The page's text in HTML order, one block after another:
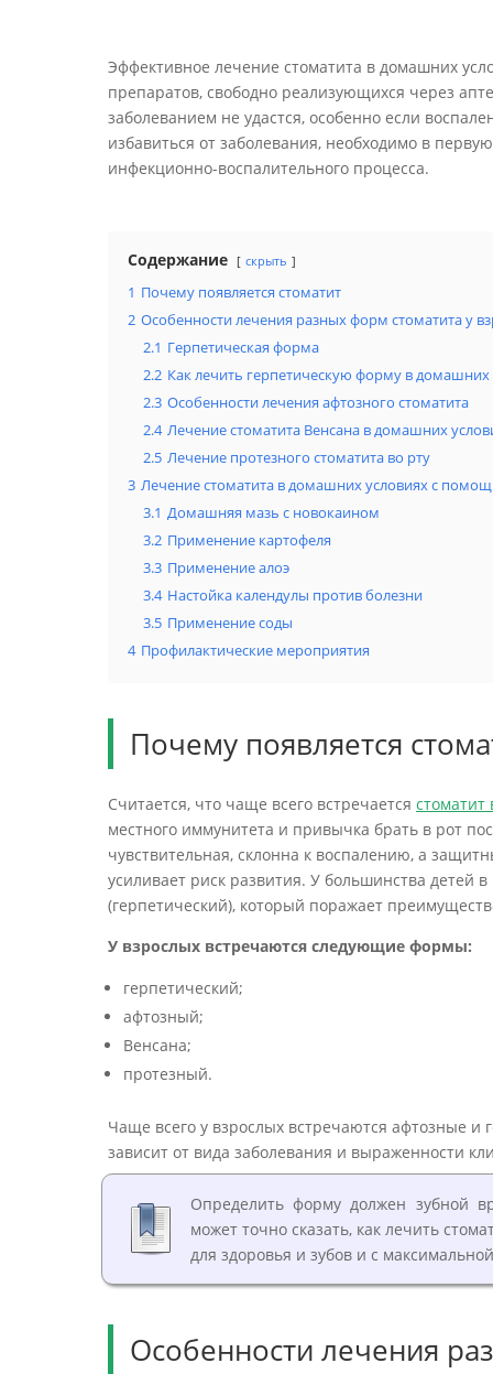
Эффективное лечение стоматита в домашних
препаратов, свободно реализующихся через
заболеванием не удастся, особенно если
избавиться от заболевания, необходимо в
инфекционно-воспалительного процесса.
Содержание скрыть
1 Почему появляется стоматит
2 Особенности лечения разных форм стоматита у
2.1 Герпетическая форма
2.2 Как лечить герпетическую форму в домашних
2.3 Особенности лечения афтозного стоматита
2.4 Лечение стоматита Венсана в домашних
2.5 Лечение протезного стоматита во рту
3 Лечение стоматита в домашних условиях с
3.1 Домашняя мазь с новокаином
3.2 Применение картофеля
3.3 Применение алоэ
3.4 Настойка календулы против болезни
3.5 Применение соды
4 Профилактические мероприятия
Почему появляется
Считается, что чаще всего встречается стоматит
местного иммунитета и привычка брать в рот
чувствительная, склонна к воспалению, а
усиливает риск развития. У большинства детей
(герпетический), который поражает
У взрослых встречаются следующие формы:
герпетический;
афтозный;
Венсана;
протезный.
Чаще всего у взрослых встречаются афтозные и
зависит от вида заболевания и выраженности
Определить форму должен зубной
может точно сказать, как лечить
для здоровья и зубов и с
Особенности лечения